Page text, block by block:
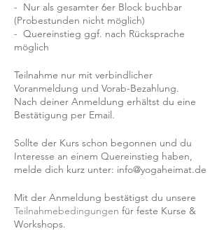
- Nur als gesamter 6er Block buchbar
(Probestunden nicht möglich)
- Quereinstieg ggf. nach Rücksprache
möglich
Teilnahme nur mit verbindlicher
Voranmeldung und Vorab-Bezahlung.
Nach deiner Anmeldung erhältst du eine
Bestätigung per Email.
Sollte der Kurs schon begonnen und du
Interesse an einem Quereinstieg haben,
melde dich kurz unter: info@yogaheimat.de
Mit der Anmeldung bestätigst du unsere
Teilnahmebedingungen für feste Kurse &
Workshops.